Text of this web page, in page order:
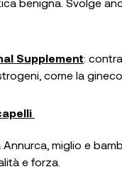
Supplement:
come la
Annurca, miglio e
e forza.